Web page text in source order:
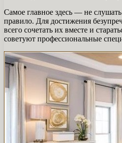
Самое главное здесь — не
правило. Для достижения
всего сочетать их вместе и
советуют профессиональные